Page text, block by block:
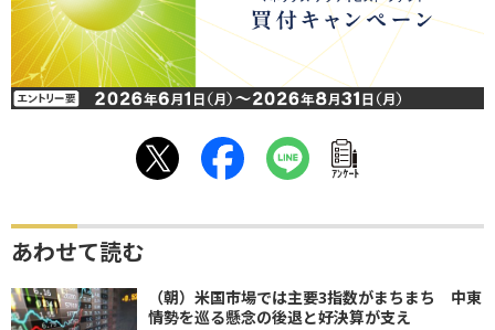
ｱﾝｹｰﾄ
あわせて読む
（朝）米国市場では主要3指数がまちまち 中東
情勢を巡る懸念の後退と好決算が支え